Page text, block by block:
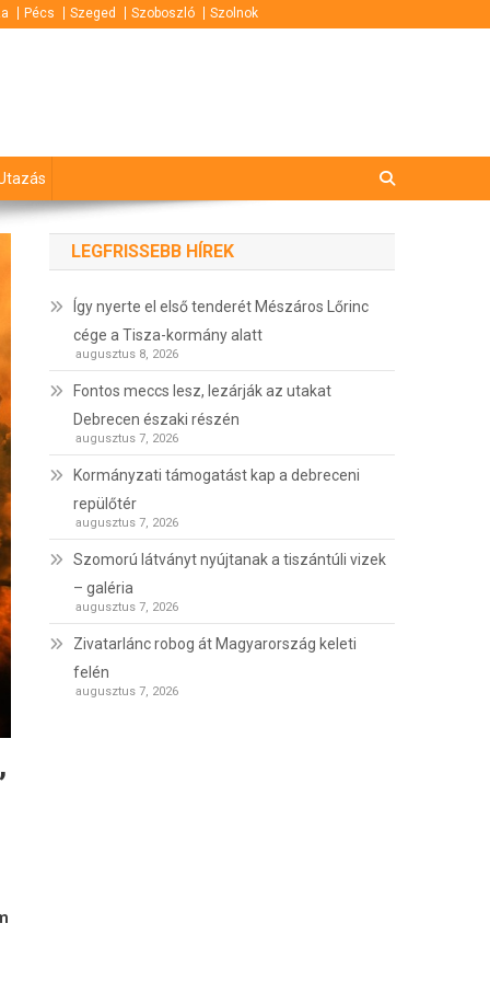
Pécs Szeged Szoboszló Szolnok
LEGFRISSEBB HÍREK
Így nyerte el első tenderét Mészáros Lőrinc
cége a Tisza-kormány alatt
augusztus 8, 2026
Fontos meccs lesz, lezárják az utakat
Debrecen északi részén
augusztus 7, 2026
Kormányzati támogatást kap a debreceni
repülőtér
augusztus 7, 2026
Szomorú látványt nyújtanak a tiszántúli vizek
– galéria
augusztus 7, 2026
Zivatarlánc robog át Magyarország keleti
felén
augusztus 7, 2026